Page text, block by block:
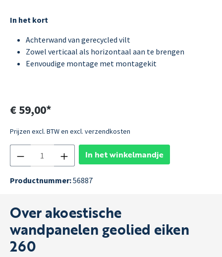
In het kort
Achterwand van gerecycled vilt
Zowel verticaal als horizontaal aan te brengen
Eenvoudige montage met montagekit
€ 59,00*
Prijzen excl. BTW en excl. verzendkosten
In het winkelmandje
Productnummer:56887
Over akoestische
wandpanelen geolied eiken
260